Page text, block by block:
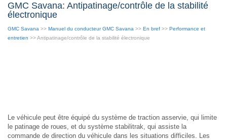
GMC Savana: Antipatinage/contrôle de la stabilité
électronique
GMC Savana >> Manuel du conducteur GMC Savana >> En bref >> Performance et
entretien >> Antipatinage/contrôle de la stabilité électronique
Le véhicule peut être équipé du système de traction asservie, qui limite
le patinage de roues, et du système stabilitrak, qui assiste la
commande de direction du véhicule dans les situations difficiles. Les